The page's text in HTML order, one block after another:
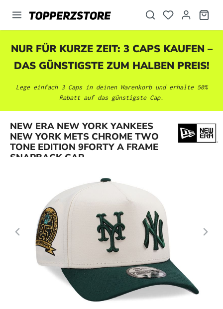
springen
NUR FÜR KURZE ZEIT: 3 CAPS KAUFEN –
DAS GÜNSTIGSTE ZUM HALBEN PREIS!
Lege einfach 3 Caps in deinen Warenkorb und erhalte 50%
Rabatt auf das günstigste Cap.
NEW ERA NEW YORK YANKEES
NEW YORK METS CHROME TWO
TONE EDITION 9FORTY A FRAME
SNAPBACK CAP
Bildergalerie überspringen